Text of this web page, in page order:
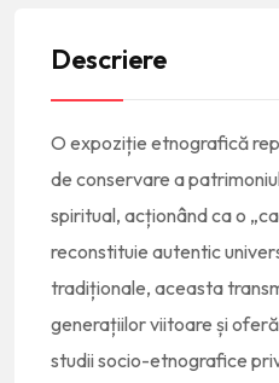
Descriere
O expoziție etnografică
de conservare a
spiritual, acționând ca o
reconstituie autentic
tradiționale, aceasta
generațiilor viitoare și
studii socio-etnografice